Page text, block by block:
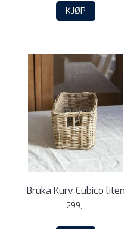
KJØP
Bruka Kurv Cubico liten
299,-